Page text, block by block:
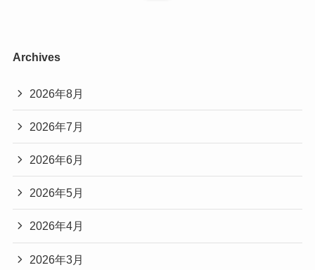
Archives
2026年8月
2026年7月
2026年6月
2026年5月
2026年4月
2026年3月